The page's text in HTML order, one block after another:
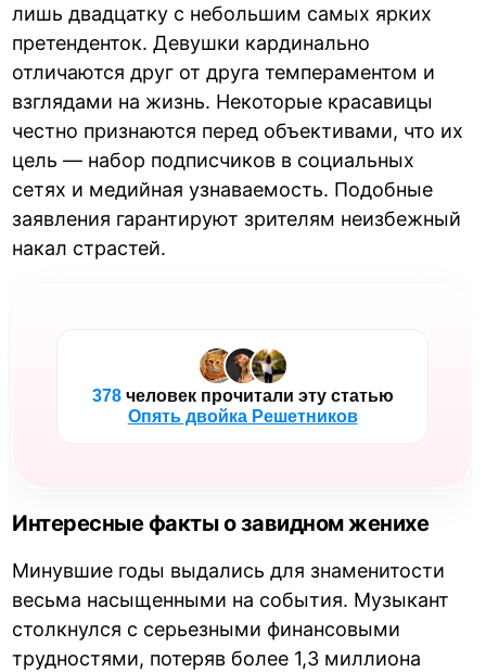
лишь двадцатку с небольшим самых ярких
претенденток. Девушки кардинально
отличаются друг от друга темпераментом и
взглядами на жизнь. Некоторые красавицы
честно признаются перед объективами, что их
цель — набор подписчиков в социальных
сетях и медийная узнаваемость. Подобные
заявления гарантируют зрителям неизбежный
накал страстей.
378человек прочитали эту статью
Опять двойка Решетников
Интересные факты о завидном женихе
Минувшие годы выдались для знаменитости
весьма насыщенными на события. Музыкант
столкнулся с серьезными финансовыми
трудностями, потеряв более 1,3 миллиона